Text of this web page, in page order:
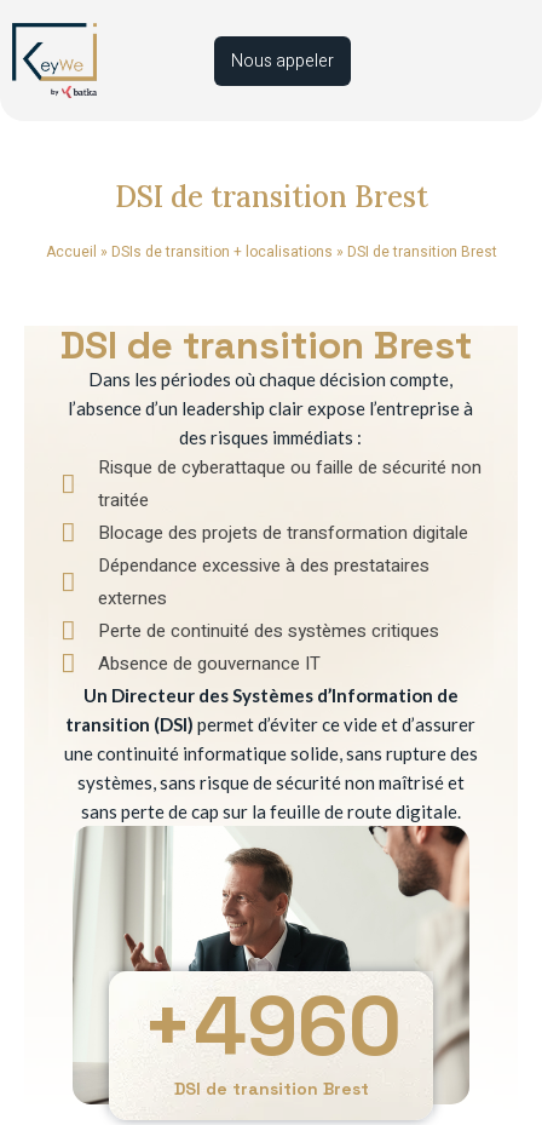
Nous appeler
DSI de transition Brest
Accueil » DSIs de transition + localisations » DSI de transition Brest
DSI de transition Brest
Dans les périodes où chaque décision compte,
l’absence d’un leadership clair expose l’entreprise à
des risques immédiats :
Risque de cyberattaque ou faille de sécurité non
traitée
Blocage des projets de transformation digitale
Dépendance excessive à des prestataires
externes
Perte de continuité des systèmes critiques
Absence de gouvernance IT
Un Directeur des Systèmes d’Information de
transition (DSI) permet d’éviter ce vide et d’assurer
une continuité informatique solide, sans rupture des
systèmes, sans risque de sécurité non maîtrisé et
sans perte de cap sur la feuille de route digitale.
DSI de transition Brest
+4960